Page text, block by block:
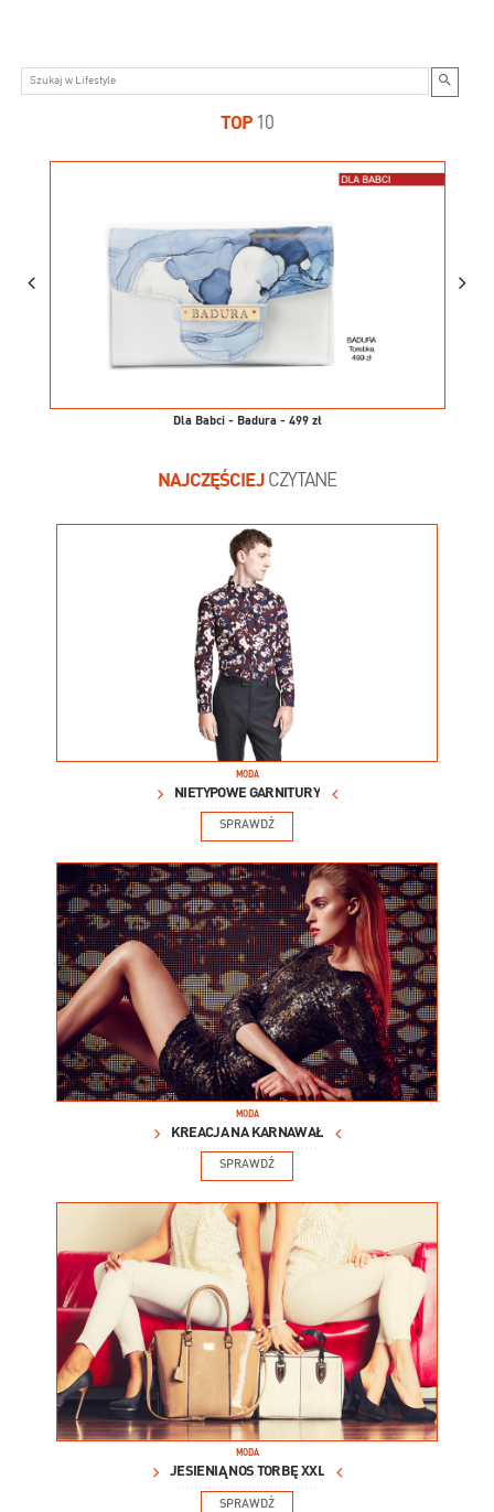
TOP 10
Dla Babci - Badura - 499 zł
NAJCZĘŚCIEJCZYTANE
MODA
NIETYPOWE GARNITURY
SPRAWDŹ
MODA
KREACJA NA KARNAWAŁ
SPRAWDŹ
MODA
JESIENIĄ NOŚ TORBĘ XXL
SPRAWDŹ